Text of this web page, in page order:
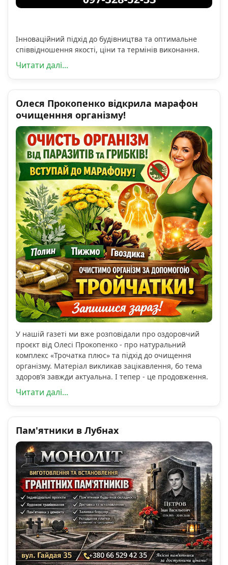
Інноваційний підхід до будівництва та оптимальне
співвідношення якості, ціни та термінів виконання.
Читати далі...
Олеся Прокопенко відкрила марафон
очищенння організму!
У нашій газеті ми вже розповідали про оздоровчий
проєкт від Олесі Прокопенко - про натуральний
комплекс «Трочатка плюс» та підхід до очищення
організму. Матеріал викликав зацікавлення, бо тема
здоров’я завжди актуальна. І тепер - це продовження.
Читати далі...
Пам'ятники в Лубнах